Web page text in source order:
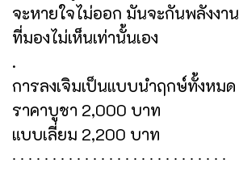
จะหายใจไม่ออก มันจะกันพลังงาน
ที่มองไม่เห็นเท่านั้นเอง
.
การลงเจิมเป็นแบบนำฤกษ์ทั้งหมด
ราคาบูชา 2,000 บาท
แบบเลี่ยม 2,200 บาท
∙ ∙ ∙ ∙ ∙ ∙ ∙ ∙ ∙ ∙ ∙ ∙ ∙ ∙ ∙ ∙ ∙ ∙ ∙ ∙ ∙ ∙ ∙ ∙ ∙ ∙ ∙